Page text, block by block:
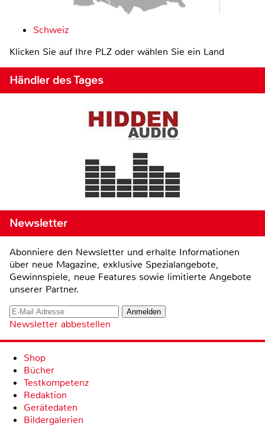
Schweiz
Klicken Sie auf Ihre PLZ oder wählen Sie ein Land
Händler des Tages
Newsletter
Abonniere den Newsletter und erhalte Informationen
über neue Magazine, exklusive Spezialangebote,
Gewinnspiele, neue Features sowie limitierte Angebote
unserer Partner.
Newsletter abbestellen
Shop
Bücher
Testkompetenz
Redaktion
Gerätedaten
Bildergalerien